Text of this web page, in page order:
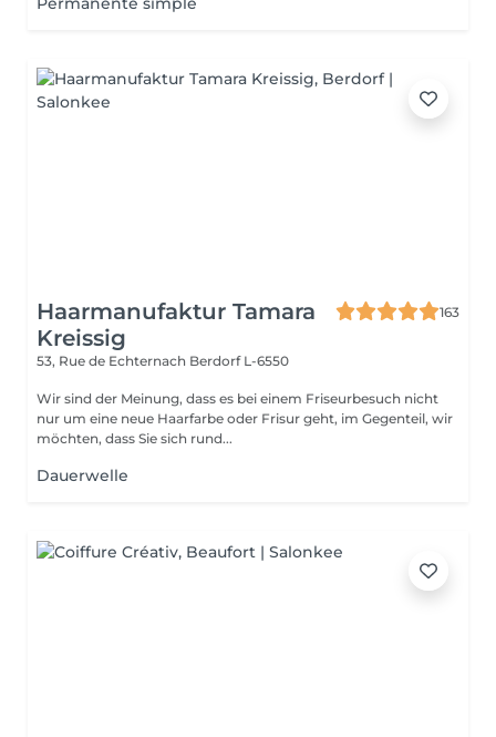
Haarmanufaktur Tamara
Kreissig
163
53, Rue de Echternach Berdorf L-6550
Wir sind der Meinung, dass es bei einem Friseurbesuch nicht
nur um eine neue Haarfarbe oder Frisur geht, im Gegenteil, wir
möchten, dass Sie sich rund...
Dauerwelle